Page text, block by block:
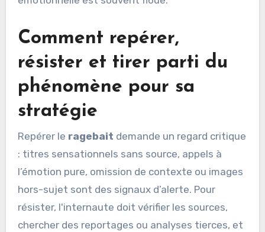
Comment repérer,
résister et tirer parti du
phénomène pour sa
stratégie
Repérer le ragebait demande un regard critique
: titres sensationnels sans source, appels à
l’émotion pure, omission de contexte ou images
hors-sujet sont des signaux d’alerte. Pour
résister, l'internaute doit vérifier les sources,
chercher des reportages ou analyses tierces, et